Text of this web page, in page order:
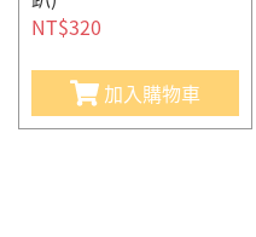
NT$320
加入購物車